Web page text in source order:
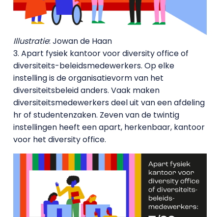
Illustratie: Jowan de Haan
3. Apart fysiek kantoor voor diversity office of
diversiteits-beleidsmedewerkers. Op elke
instelling is de organisatievorm van het
diversiteitsbeleid anders. Vaak maken
diversiteitsmedewerkers deel uit van een afdeling
hr of studentenzaken. Zeven van de twintig
instellingen heeft een apart, herkenbaar, kantoor
voor het diversity office.